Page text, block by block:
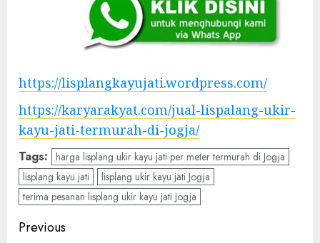
https://lisplangkayujati.wordpress.com/
https://karyarakyat.com/jual-lispalang-ukir-
kayu-jati-termurah-di-jogja/
Tags: harga lisplang ukir kayu jati per meter termurah di Jogja
lisplang kayu jati
lisplang ukir kayu jati Jogja
terima pesanan lisplang ukir kayu jati Jogja
Previous